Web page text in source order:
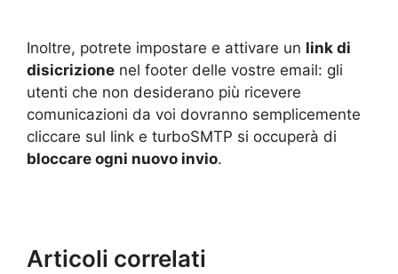
Inoltre, potrete impostare e attivare un link di
disicrizione nel footer delle vostre email: gli
utenti che non desiderano più ricevere
comunicazioni da voi dovranno semplicemente
cliccare sul link e turboSMTP si occuperà di
bloccare ogni nuovo invio.
Articoli correlati